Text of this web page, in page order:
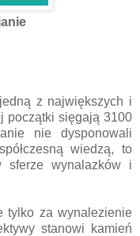
z największych i
początki sięgają 3100
nie dysponowali
wiedzą, to
sferze wynalazków i
tylko za wynalezienie
stanowi kamień